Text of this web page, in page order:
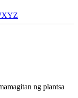
XYZ
ng plantsa